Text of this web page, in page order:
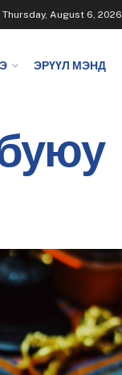
Thursday, August 6, 2026
ЭРҮҮЛ МЭНД